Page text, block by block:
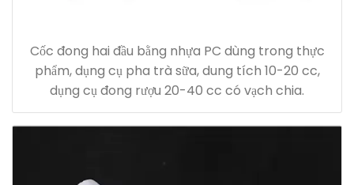
Cốc đong hai đầu bằng nhựa PC dùng trong thực
phẩm, dụng cụ pha trà sữa, dung tích 10-20 cc,
dụng cụ đong rượu 20-40 cc có vạch chia.